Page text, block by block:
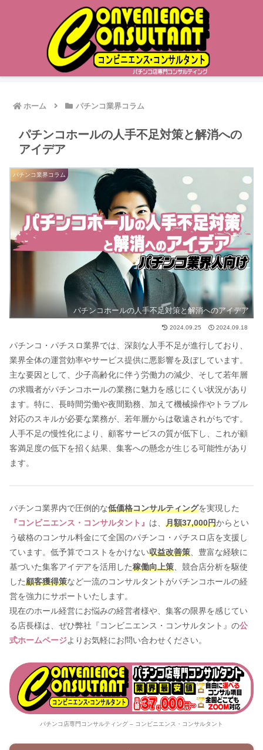
ホーム パチンコ業界コラム
パチンコホールの人手不足対策と解消への
アイデア
パチンコ業界コラム
パチンコホールの人手不足対策と解消へのアイデア
2024.09.25 2024.09.18
パチンコ・パチスロ業界では、深刻な人手不足が進行しており、
業界全体の運営効率やサービス提供に悪影響を及ぼしています。
主な要因として、少子高齢化に伴う労働力の減少、そして若年層
の求職者がパチンコホールの業務に魅力を感じにくい状況があり
ます。特に、長時間労働や夜間勤務、加えて機械操作やトラブル
対応のスキルが必要な業務が、若年層からは敬遠されがちです。
人手不足の慢性化により、顧客サービスの質が低下し、これが顧
客満足度の低下を招く結果、集客への懸念が生じる可能性があり
ます。
パチンコ業界内で圧倒的な低価格コンサルティングを実現した
『コンビニエンス・コンサルタント』 は、 月額37,000円からとい
う破格のコンサル料金にて全国のパチンコ・パチスロ店を支援し
ています。低予算でコストをかけない収益改善策 、豊富な経験に
基づいた集客アイデアを活用した稼働向上策 、競合店分析を駆使
した顧客獲得策など一流のコンサルタントがパチンコホールの経
営を強力にサポートいたします。
現在のホール経営にお悩みの経営者様や、集客の限界を感じてい
る店長様は、ぜひ弊社『コンビニエンス・コンサルタント』の公
式ホームページよりお気軽にお問い合わせください。
パチンコ店専門コンサルティング – コンビニエンス・コンサルタント